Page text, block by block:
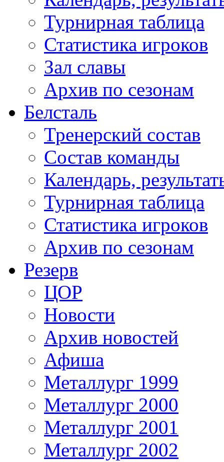
Турнирная таблица
Статистика игроков
Зал славы
Архив по сезонам
Белсталь
Тренерский состав
Состав команды
Календарь,
Турнирная таблица
Статистика игроков
Архив по сезонам
Резерв
ЦОР
Новости
Архив новостей
Афиша
Металлург 1999
Металлург 2000
Металлург 2001
Металлург 2002